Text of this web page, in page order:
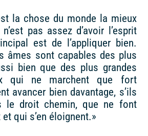
la chose du monde la mieux
pas assez d’avoir l’esprit
est de l’appliquer bien.
âmes sont capables des plus
bien que des plus grandes
qui ne marchent que fort
avancer bien davantage, s’ils
le droit chemin, que ne font
qui s’en éloignent.»